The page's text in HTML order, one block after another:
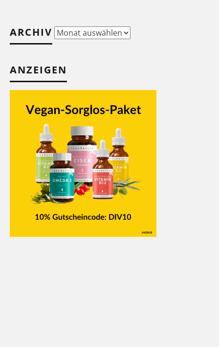
ARCHIV Archiv
ANZEIGEN